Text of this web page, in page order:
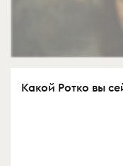
Какой Ротко вы